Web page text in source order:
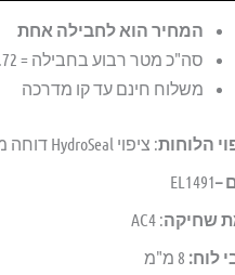
המחיר הוא לחבילה אחת
סה"כ מטר רבוע בחבילה = 1.72 [ 8 לוחות] | מחיר למ״ר = ₪99
משלוח חינם עד קו מדרכה
הלוחות: ציפוי HydroSeal דוחה מים.
–
EL1491
שחיקה: AC4
לוח: